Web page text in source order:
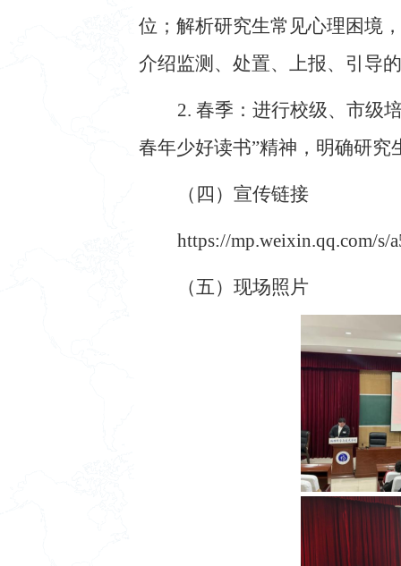
位；解析研究生常见心理困境
介绍监测、处置、上报、引导
2. 春季：进行校级、市级
春年少好读书”精神，明确研
（四）宣传链接
https://mp.weixin.qq.com/s/
（五）现场照片